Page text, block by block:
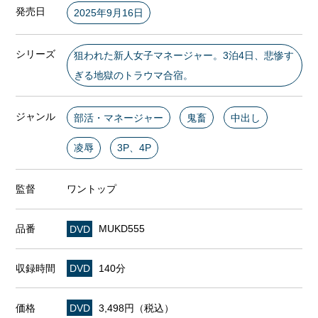
発売日 2025年9月16日
シリーズ
狙われた新人女子マネージャー。3泊4日、悲惨す
ぎる地獄のトラウマ合宿。
ジャンル 部活・マネージャー 鬼畜 中出し
凌辱 3P、4P
監督 ワントップ
品番 DVD MUKD555
収録時間 DVD 140分
価格 DVD 3,498円（税込）